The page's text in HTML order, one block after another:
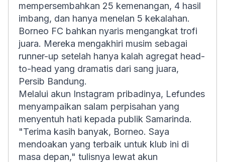
mempersembahkan 25 kemenangan, 4 hasil
imbang, dan hanya menelan 5 kekalahan.
Borneo FC bahkan nyaris mengangkat trofi
juara. Mereka mengakhiri musim sebagai
runner-up setelah hanya kalah agregat head-
to-head yang dramatis dari sang juara,
Persib Bandung.
Melalui akun Instagram pribadinya, Lefundes
menyampaikan salam perpisahan yang
menyentuh hati kepada publik Samarinda.
"Terima kasih banyak, Borneo. Saya
mendoakan yang terbaik untuk klub ini di
masa depan," tulisnya lewat akun